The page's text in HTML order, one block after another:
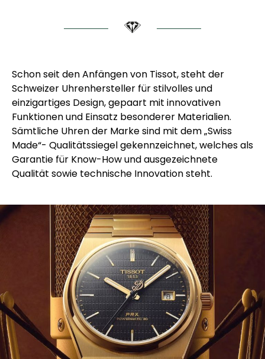
Schon seit den Anfängen von Tissot, steht der
Schweizer Uhrenhersteller für stilvolles und
einzigartiges Design, gepaart mit innovativen
Funktionen und Einsatz besonderer Materialien.
Sämtliche Uhren der Marke sind mit dem „Swiss
Made“- Qualitätssiegel gekennzeichnet, welches als
Garantie für Know-How und ausgezeichnete
Qualität sowie technische Innovation steht.